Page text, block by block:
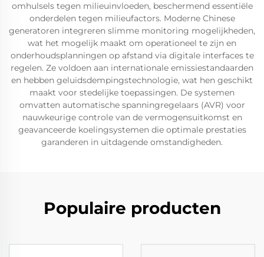
omhulsels tegen milieuinvloeden, beschermend essentiële
onderdelen tegen milieufactors. Moderne Chinese
generatoren integreren slimme monitoring mogelijkheden,
wat het mogelijk maakt om operationeel te zijn en
onderhoudsplanningen op afstand via digitale interfaces te
regelen. Ze voldoen aan internationale emissiestandaarden
en hebben geluidsdempingstechnologie, wat hen geschikt
maakt voor stedelijke toepassingen. De systemen
omvatten automatische spanningregelaars (AVR) voor
nauwkeurige controle van de vermogensuitkomst en
geavanceerde koelingsystemen die optimale prestaties
garanderen in uitdagende omstandigheden.
Populaire producten